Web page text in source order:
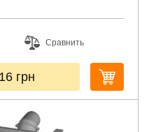
Сравнить
грн